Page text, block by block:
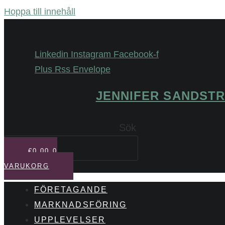
Hoppa till innehåll
Linkedin Instagram Facebook-f
Plus Rss Envelope
JENNIFER
Sök
€0,00 0
VARUKORG
FÖRETAGANDE
MARKNADSFÖRING
UPPLEVELSER